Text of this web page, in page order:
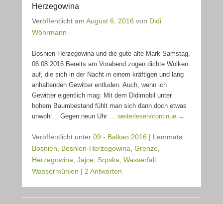
Herzegowina
Veröffentlicht am August 6, 2016 von Didi
Wöhrmann
Bosnien-Herzegowina und die gute alte Mark Samstag,
06.08.2016 Bereits am Vorabend zogen dichte Wolken
auf, die sich in der Nacht in einem kräftigen und lang
anhaltenden Gewitter entluden. Auch, wenn ich
Gewitter eigentlich mag: Mit dem Didimobil unter
hohem Baumbestand fühlt man sich dann doch etwas
unwohl… Gegen neun Uhr
… weiterlesen/continue →
Veröffentlicht unter 09 - Balkan 2016 | Lemmata:
Bosnien
Bosnien-Herzegowina Grenze
Herzegowina Jajce Srpska Wasserfall
Wassermühlen | 2 Antworten